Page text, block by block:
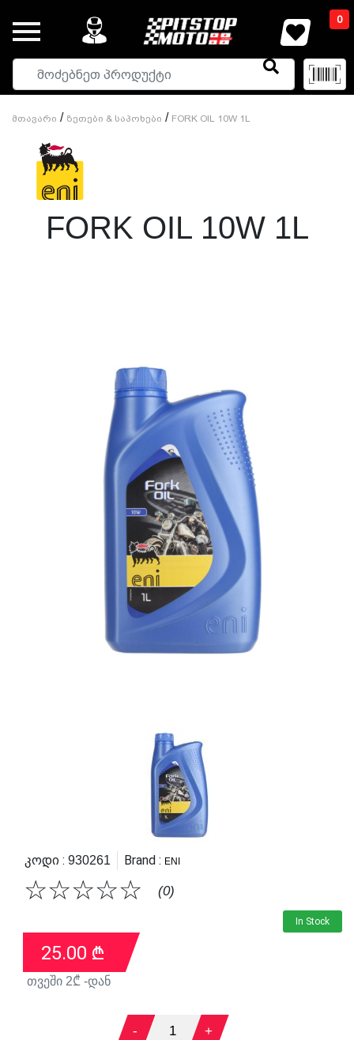
0
Მთავარი / Ზეთები & Საპოხები / FORK OIL 10W 1L
FORK OIL 10W 1L
Კოდი : 930261 Brand : ENI
☆
☆
☆
☆
☆ (0)
In Stock
25.00 ₾
თვეში 2₾ -დან
- 1 +